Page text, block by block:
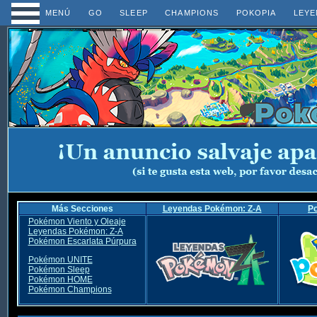
MENÚ GO SLEEP CHAMPIONS POKOPIA
Más Secciones Leyendas Pokémon: Z-A
Pokémon Viento y Oleaje
Leyendas Pokémon: Z-A
Pokémon Escarlata Púrpura
Pokémon UNITE
Pokémon Sleep
Pokémon HOME
Pokémon Champions